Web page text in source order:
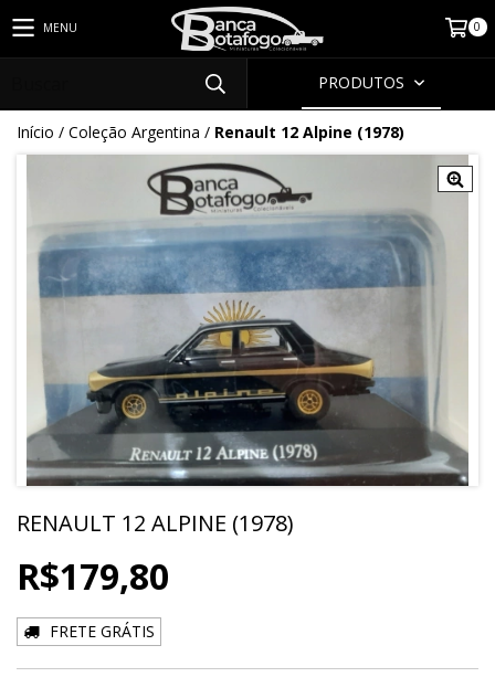
MENU 0
PRODUTOS
Início / Coleção Argentina / Renault 12 Alpine (1978)
RENAULT 12 ALPINE (1978)
R$179,80
FRETE GRÁTIS